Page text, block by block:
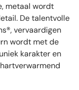
metaal wordt
De talentvolle
vervaardigen
wordt met de
karakter en